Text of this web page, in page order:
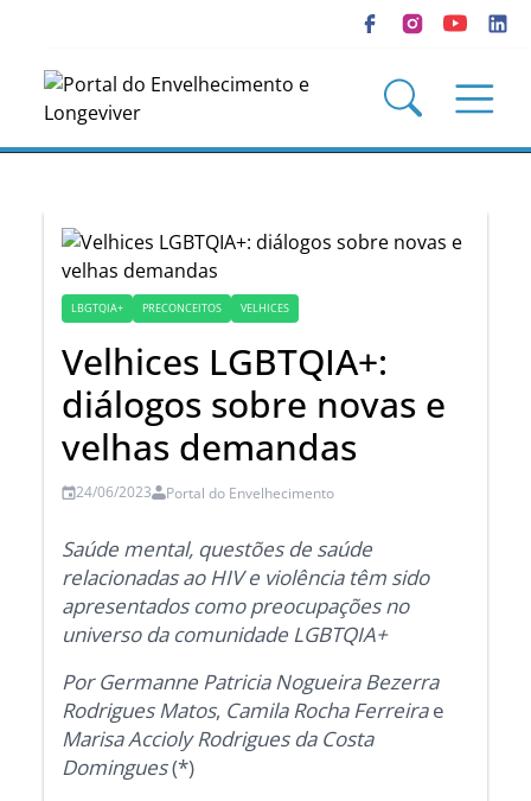
LBGTQIA+ PRECONCEITOS VELHICES
Velhices LGBTQIA+:
diálogos sobre novas e
velhas demandas
24/06/2023 Portal do Envelhecimento
Saúde mental, questões de saúde
relacionadas ao HIV e violência têm sido
apresentados como preocupações no
universo da comunidade LGBTQIA+
Por Germanne Patricia Nogueira Bezerra
Rodrigues Matos, Camila Rocha Ferreirae
Marisa Accioly Rodrigues da Costa
Domingues(*)